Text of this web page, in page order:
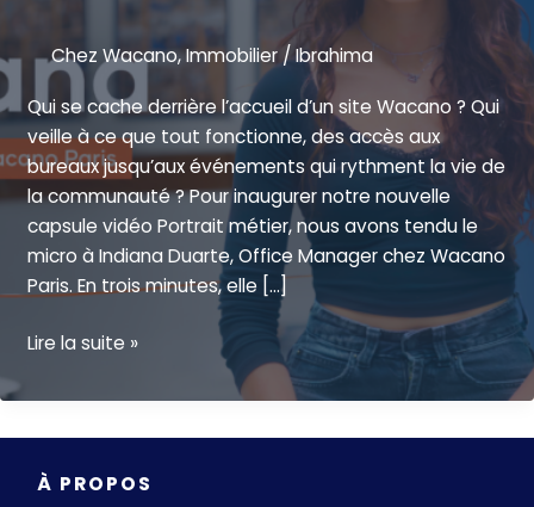
Chez Wacano,Immobilier/Ibrahima
Qui se cache derrière l’accueil d’un site Wacano ? Qui
veille à ce que tout fonctionne, des accès aux
bureaux jusqu’aux événements qui rythment la vie de
la communauté ? Pour inaugurer notre nouvelle
capsule vidéo Portrait métier, nous avons tendu le
micro à Indiana Duarte, Office Manager chez Wacano
Paris. En trois minutes, elle […]
Qui
la
entrepreneurs
Lire la suite »
À PROPOS